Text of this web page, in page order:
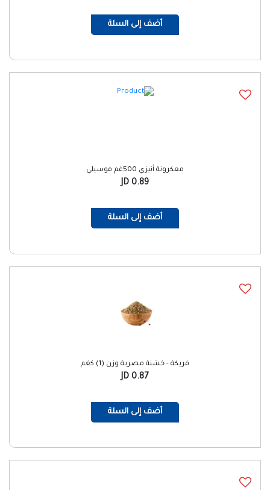
أضف إلى السلة
معكرونة أنيزي 500غم فوسيلي
0.89 JD
أضف إلى السلة
فريكة - خشنة مصرية وزن (1) كغم
0.87 JD
أضف إلى السلة